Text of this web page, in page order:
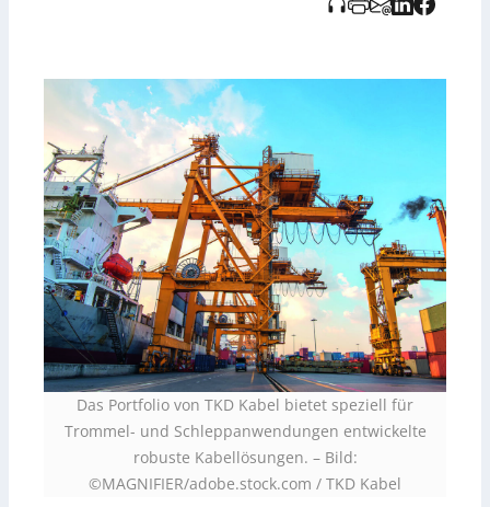
Das Portfolio von TKD Kabel bietet speziell für
Trommel- und Schleppanwendungen entwickelte
robuste Kabellösungen. – Bild:
©MAGNIFIER/adobe.stock.com / TKD Kabel